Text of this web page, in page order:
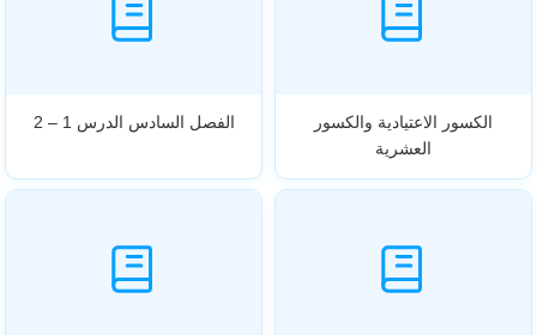
الكسور الاعتيادية والكسور
العشرية
الفصل السادس الدرس 1 – 2